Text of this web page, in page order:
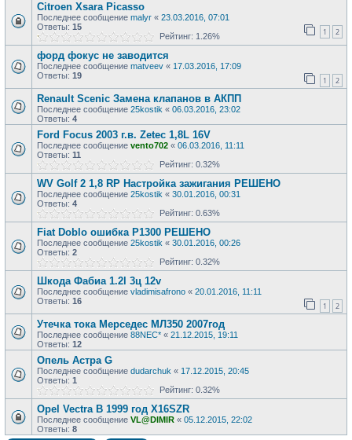
Citroen Xsara Picasso
Последнее сообщение malyr « 23.03.2016, 07:01
Ответы: 15 1 2
Рейтинг: 1.26%
форд фокус не заводится
Последнее сообщение matveev « 17.03.2016, 17:09
Ответы: 19 1 2
Renault Scenic Замена клапанов в АКПП
Последнее сообщение 25kostik « 06.03.2016, 23:02
Ответы: 4
Ford Focus 2003 г.в. Zetec 1,8L 16V
Последнее сообщение vento702 « 06.03.2016, 11:11
Ответы: 11
Рейтинг: 0.32%
WV Golf 2 1,8 RP Настройка зажигания РЕШЕНО
Последнее сообщение 25kostik « 30.01.2016, 00:31
Ответы: 4
Рейтинг: 0.63%
Fiat Doblo ошибка P1300 РЕШЕНО
Последнее сообщение 25kostik « 30.01.2016, 00:26
Ответы: 2
Рейтинг: 0.32%
Шкода Фабиа 1.2l 3ц 12v
Последнее сообщение vladimisafrono « 20.01.2016, 11:11
Ответы: 16 1 2
Утечка тока Мерседес МЛ350 2007год
Последнее сообщение 88NEC* « 21.12.2015, 19:11
Ответы: 12
Опель Астра G
Последнее сообщение dudarchuk « 17.12.2015, 20:45
Ответы: 1
Рейтинг: 0.32%
Opel Vectra B 1999 год X16SZR
Последнее сообщение VL@DIMIR « 05.12.2015, 22:02
Ответы: 8